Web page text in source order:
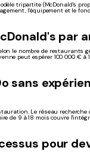
tripartite (McDonald's
l'équipement et le
par
le nombre de restaurants
peut espérer 100 000 € à
sans
Le réseau recherche
de 9 à 18 mois couvre
pour